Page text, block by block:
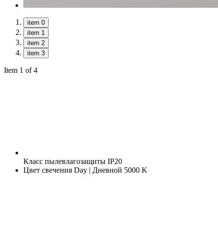
item 0
item 1
item 2
item 3
Item 1 of 4
Класс пылевлагозащиты IP20
Цвет свечения Day | Дневной 5000 K